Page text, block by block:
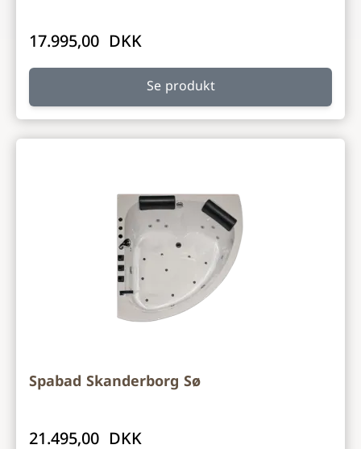
17.995,00 DKK
Se produkt
Spabad Skanderborg Sø
21.495,00 DKK